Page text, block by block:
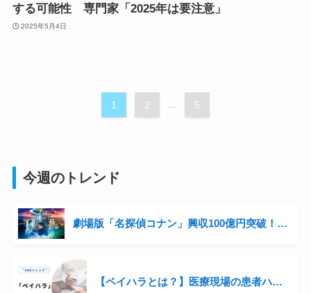
する可能性 専門家「2025年は要注意」
2025年5月4日
1 2 ... 5
今週のトレンド
劇場版「名探偵コナン」興収100億円突破！シリーズ3年連続の快挙と青山剛昌の収入事情に迫る
【ペイハラとは？】医療現場の患者ハラスメントが話題に